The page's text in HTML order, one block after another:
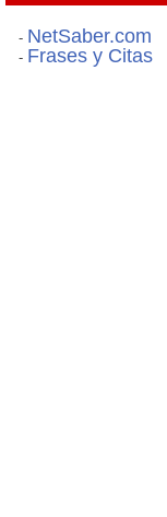
- NetSaber.com
- Frases y Citas